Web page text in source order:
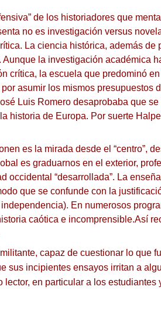
de los historiadores que
no es investigación versus
La ciencia histórica, además
Aunque la investigación académica
crítica, la escuela que predominó
asumir los mismos presupuestos
Luis Romero desaprobaba que
historia de Europa. Por suerte
es la mirada desde el “centro”,
es graduarnos en el exterior,
occidental “desarrollada”. La
que se confunde con la
En numerosos
caótica e incomprensible.Así
capaz de cuestionar lo que
sus incipientes ensayos irritan a
en particular a los